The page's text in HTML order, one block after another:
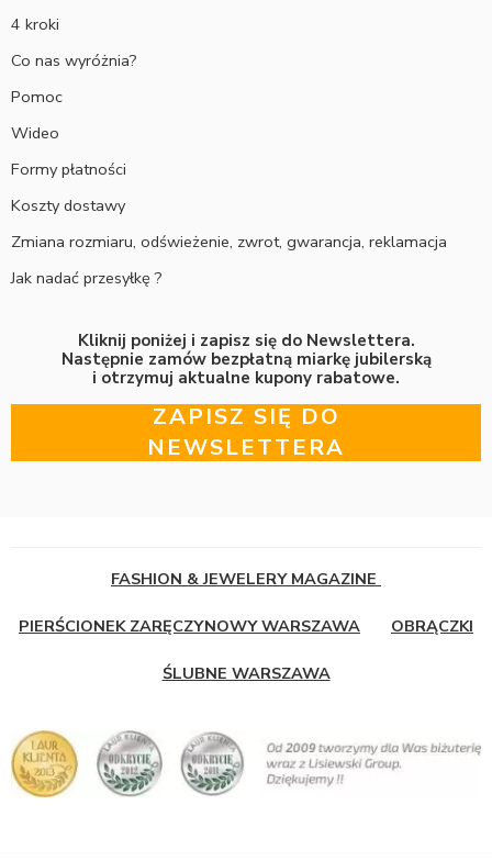
4 kroki
Co nas wyróżnia?
Pomoc
Wideo
Formy płatności
Koszty dostawy
Zmiana rozmiaru, odświeżenie, zwrot, gwarancja, reklamacja
Jak nadać przesyłkę ?
Kliknij poniżej i zapisz się do Newslettera.
Następnie zamów bezpłatną miarkę jubilerską
i otrzymuj aktualne kupony rabatowe.
ZAPISZ SIĘ DO
NEWSLETTERA
FASHION & JEWELERY MAGAZINE
PIERŚCIONEK ZARĘCZYNOWY WARSZAWA OBRĄCZKI
ŚLUBNE WARSZAWA